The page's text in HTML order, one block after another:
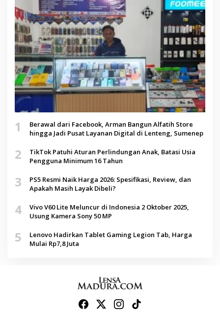
1
Berawal dari Facebook, Arman Bangun Alfatih Store
hingga Jadi Pusat Layanan Digital di Lenteng, Sumenep
2
TikTok Patuhi Aturan Perlindungan Anak, Batasi Usia
Pengguna Minimum 16 Tahun
3
PS5 Resmi Naik Harga 2026: Spesifikasi, Review, dan
Apakah Masih Layak Dibeli?
4
Vivo V60 Lite Meluncur di Indonesia 2 Oktober 2025,
Usung Kamera Sony 50 MP
5
Lenovo Hadirkan Tablet Gaming Legion Tab, Harga
Mulai Rp7,8 Juta